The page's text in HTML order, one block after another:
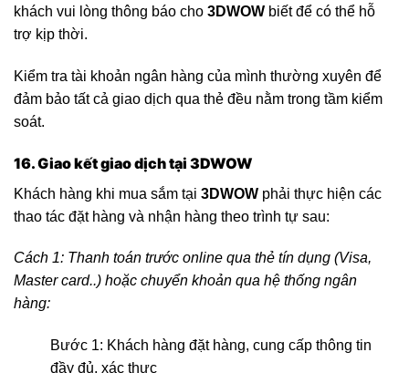
khách vui lòng thông báo cho 3DWOW biết để có thể hỗ
trợ kịp thời.
Kiểm tra tài khoản ngân hàng của mình thường xuyên để
đảm bảo tất cả giao dịch qua thẻ đều nằm trong tầm kiểm
soát.
16. Giao kết giao dịch tại 3DWOW
Khách hàng khi mua sắm tại 3DWOW phải thực hiện các
thao tác đặt hàng và nhận hàng theo trình tự sau:
Cách 1: Thanh toán trước online qua thẻ tín dụng (Visa,
Master card..) hoặc chuyển khoản qua hệ thống ngân
hàng:
Bước 1: Khách hàng đặt hàng, cung cấp thông tin
đầy đủ, xác thực